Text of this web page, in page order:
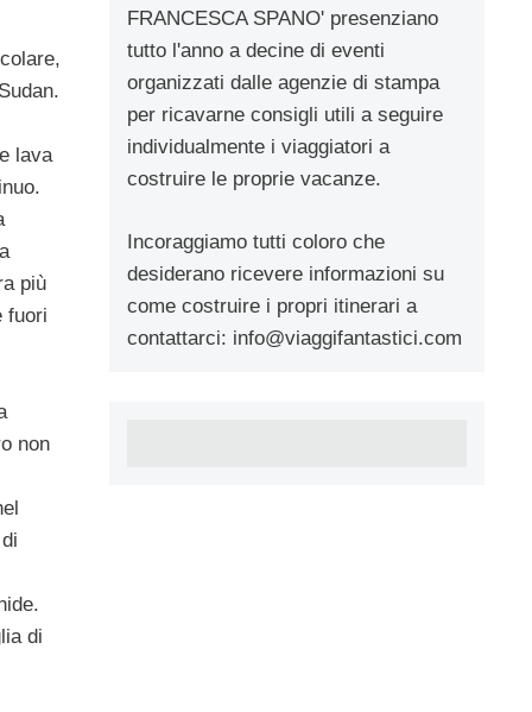
lava
più
fuori
non
di
FRANCESCA SPANO' presenziano
tutto l'anno a decine di eventi
organizzati dalle agenzie di stampa
per ricavarne consigli utili a seguire
individualmente i viaggiatori a
costruire le proprie vacanze.
Incoraggiamo tutti coloro che
desiderano ricevere informazioni su
come costruire i propri itinerari a
contattarci: info@viaggifantastici.com